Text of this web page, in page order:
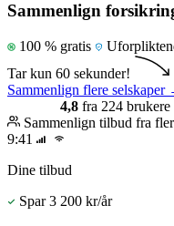
Sammenlign
100 % gratis
Tar kun 60 sekunder!
Sammenlign flere selskaper
4,8 fra 224 brukere
Sammenlign tilbud fra
9:41
Dine tilbud
Spar 3 200 kr/år